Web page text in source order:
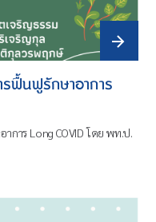
ฟื้นฟูรักษาอาการ
การ Long COVID โดย พท.ป.